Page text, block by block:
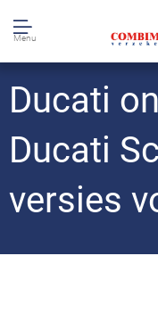
Menu
Ducati
Ducati
versies